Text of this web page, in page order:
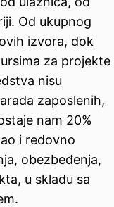
Od ukupnog
izvora, dok
za projekte
nisu
zaposlenih,
nam 20%
i redovno
obezbeđenja,
u skladu sa